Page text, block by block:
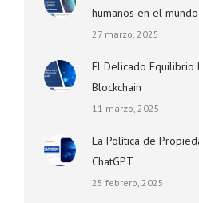
humanos en el
27 marzo, 2025
El Delicado Equilibrio
Blockchain
11 marzo, 2025
La Política de
ChatGPT
25 febrero, 2025